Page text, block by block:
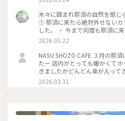
キ。 ・ スコーンはさくっとほ
めにホイップした 生クリーム
濃厚で美味しかった。 ・ そし
高原の自然を感じながら 日常
無二のカフェ とっても素敵な
#那須高原 #那須カフェ #ナス
フェ
木々に囲まれ那須の自然を感じ
① 那須に来たら絶対外せないカ
した。 ・ 今まで何度も那須に
んでいて 1、2時間待ちは当た
（季節にもよるかな） 今回は
ずに案内して頂けました。 ・
グラスに注がれた ホットのウ
を感じられる テラス席で鳥の
時間を。 ・ 店内も魅力的で素
#nasushozocafe #那須高原#那
2026.05.22
NASU SHOZO CAFE ３月の那須は初めてです この日は寒かっ
たー 店内がとっても暖かくて
きましたがどんどん車が入って
くり👀 トーストセットとサン
ンと白いチーズケーキもオー
敵なお店なのでおすすめです！
2026.03.31